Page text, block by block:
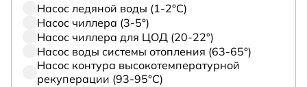
Насос ледяной воды (1-2°С)
Насос чиллера (3-5°)
Насос чиллера для ЦОД (20-22°)
Насос воды системы отопления (63-65°)
Насос контура высокотемпературной
рекуперации (93-95°С)